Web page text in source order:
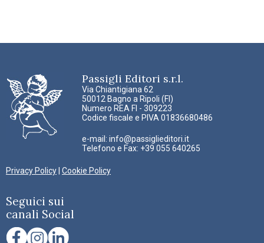
Passigli Editori s.r.l.
Via Chiantigiana 62
50012 Bagno a Ripoli (FI)
Numero REA FI - 309223
Codice fiscale e PIVA 01836680486
e-mail: info@passiglieditori.it
Telefono e Fax: +39 055 640265
Privacy Policy| Cookie Policy
Seguici sui
canali Social